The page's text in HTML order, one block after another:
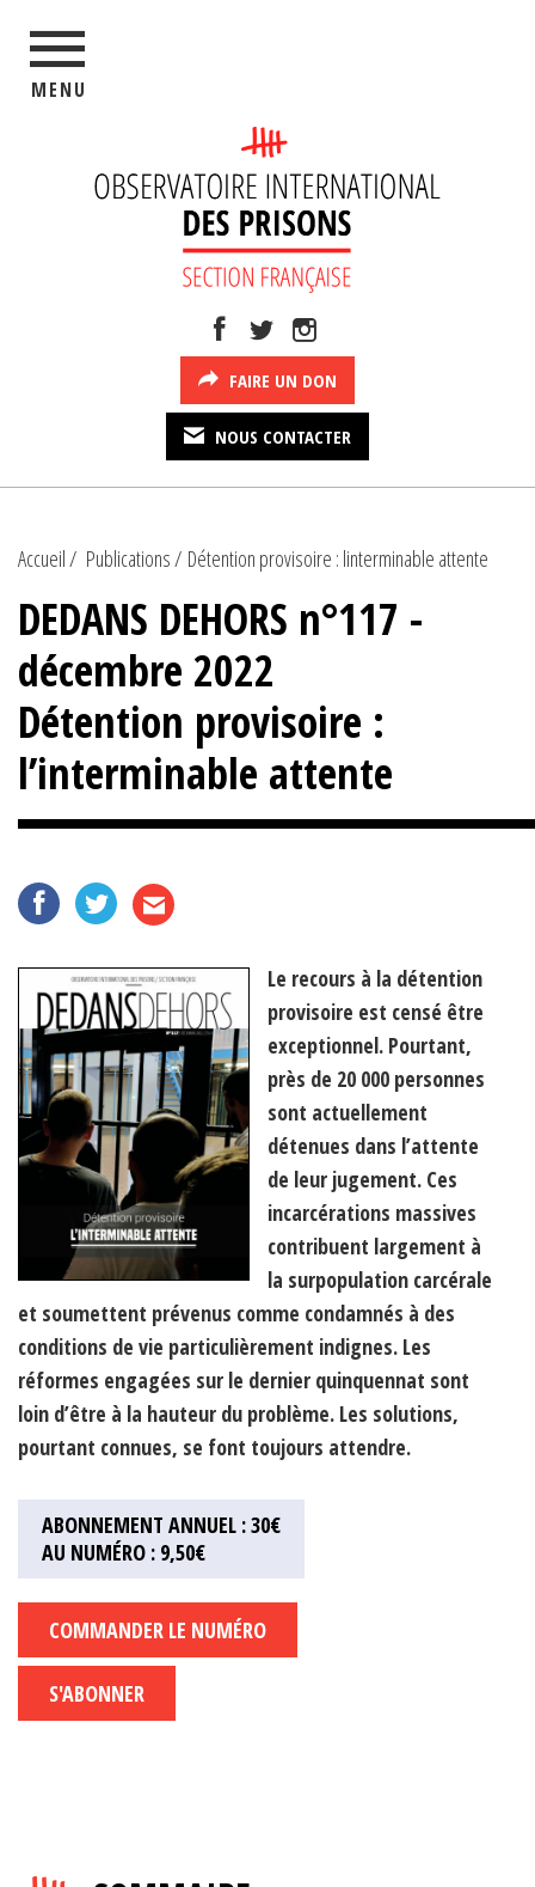
MENU
FAIRE UN DON
NOUS CONTACTER
Accueil Publications Détention provisoire : linterminable attente
DEDANS DEHORS n°117 -
décembre 2022
Détention provisoire :
l’interminable attente
Le recours à la détention
provisoire est censé être
exceptionnel. Pourtant,
près de 20 000 personnes
sont actuellement
détenues dans l’attente
de leur jugement. Ces
incarcérations massives
contribuent largement à
la surpopulation carcérale
et soumettent prévenus comme condamnés à des
conditions de vie particulièrement indignes. Les
réformes engagées sur le dernier quinquennat sont
loin d’être à la hauteur du problème. Les solutions,
pourtant connues, se font toujours attendre.
ABONNEMENT ANNUEL : 30€
AU NUMÉRO : 9,50€
COMMANDER LE NUMÉRO
S'ABONNER